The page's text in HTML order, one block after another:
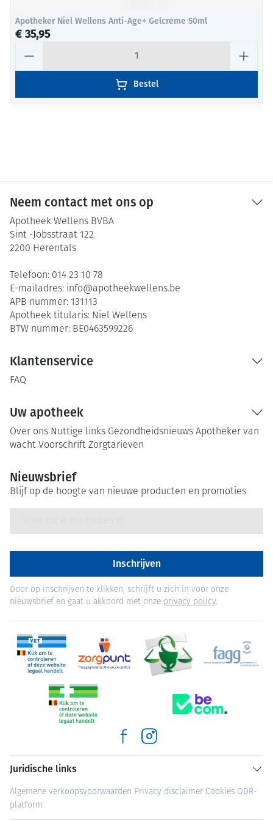
Apotheker Niel Wellens Anti-Age+ Gelcreme 50ml
€ 35,95
Bestel
Neem contact met ons op
Apotheek Wellens BVBA
Sint -Jobsstraat 122
2200 Herentals
Telefoon: 014 23 10 78
E-mailadres: info@apotheekwellens.be
APB nummer: 131113
Apotheek titularis: Niel Wellens
BTW nummer: BE0463599226
Klantenservice
FAQ
Uw apotheek
Over ons Nuttige links Gezondheidsnieuws Apotheker van
wacht Voorschrift Zorgtarieven
Nieuwsbrief
Blijf op de hoogte van nieuwe producten en promoties
Inschrijven
Door op inschrijven te klikken, schrijft u zich in voor onze
nieuwsbrief en gaat u akkoord met onze privacy policy.
Juridische links
Algemene verkoopsvoorwaarden Privacy disclaimer Cookies ODR-
platform